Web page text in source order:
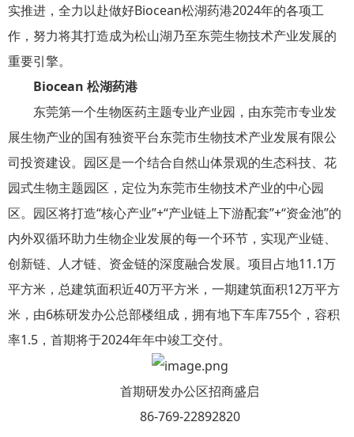
实推进，全力以赴做好Biocean松湖药港2024年的各项工
作，努力将其打造成为松山湖乃至东莞生物技术产业发展的
重要引擎。
Biocean 松湖药港
东莞第一个生物医药主题专业产业园，由东莞市专业发
展生物产业的国有独资平台东莞市生物技术产业发展有限公
司投资建设。园区是一个结合自然山体景观的生态科技、花
园式生物主题园区，定位为东莞市生物技术产业的中心园
区。园区将打造“核心产业”+“产业链上下游配套”+“资金池”的
内外双循环助力生物企业发展的每一个环节，实现产业链、
创新链、人才链、资金链的深度融合发展。项目占地11.1万
平方米，总建筑面积近40万平方米，一期建筑面积12万平方
米，由6栋研发办公总部楼组成，拥有地下车库755个，容积
率1.5，首期将于2024年年中竣工交付。
首期研发办公区招商盛启
86-769-22892820